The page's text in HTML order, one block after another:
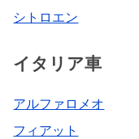
シトロエン
イタリア車
アルファロメオ
フィアット